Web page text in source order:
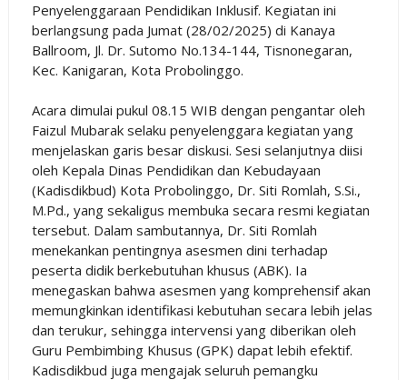
Penyelenggaraan Pendidikan Inklusif. Kegiatan ini
berlangsung pada Jumat (28/02/2025) di Kanaya
Ballroom, Jl. Dr. Sutomo No.134-144, Tisnonegaran,
Kec. Kanigaran, Kota Probolinggo.
Acara dimulai pukul 08.15 WIB dengan pengantar oleh
Faizul Mubarak selaku penyelenggara kegiatan yang
menjelaskan garis besar diskusi. Sesi selanjutnya diisi
oleh Kepala Dinas Pendidikan dan Kebudayaan
(Kadisdikbud) Kota Probolinggo, Dr. Siti Romlah, S.Si.,
M.Pd., yang sekaligus membuka secara resmi kegiatan
tersebut. Dalam sambutannya, Dr. Siti Romlah
menekankan pentingnya asesmen dini terhadap
peserta didik berkebutuhan khusus (ABK). Ia
menegaskan bahwa asesmen yang komprehensif akan
memungkinkan identifikasi kebutuhan secara lebih jelas
dan terukur, sehingga intervensi yang diberikan oleh
Guru Pembimbing Khusus (GPK) dapat lebih efektif.
Kadisdikbud juga mengajak seluruh pemangku